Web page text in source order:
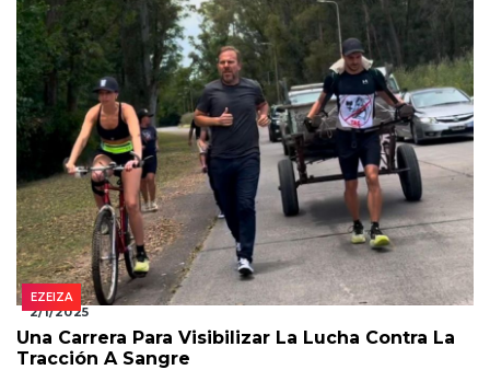
EZEIZA
2/1/2025
Una Carrera Para Visibilizar La Lucha Contra La
Tracción A Sangre